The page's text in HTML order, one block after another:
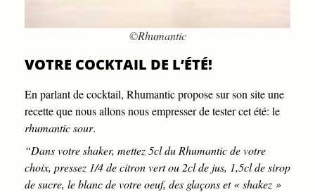
©Rhumantic
VOTRE COCKTAIL DE L’ÉTÉ!
En parlant de cocktail, Rhumantic propose sur son site une
recette que nous allons nous empresser de tester cet été: le
rhumantic sour.
“Dans votre shaker, mettez 5cl du Rhumantic de votre
choix, pressez 1/4 de citron vert ou 2cl de jus, 1,5cl de sirop
de sucre, le blanc de votre oeuf, des glaçons et « shakez »